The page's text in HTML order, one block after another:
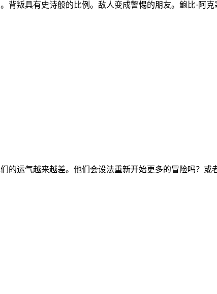
叛具有史诗般的比例。敌人变成警惕的朋友。鲍比·阿克
运气越来越差。他们会设法重新开始更多的冒险吗？或